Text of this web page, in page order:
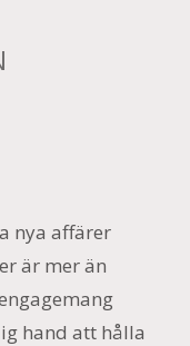
nya affärer
är mer än
hand att hålla